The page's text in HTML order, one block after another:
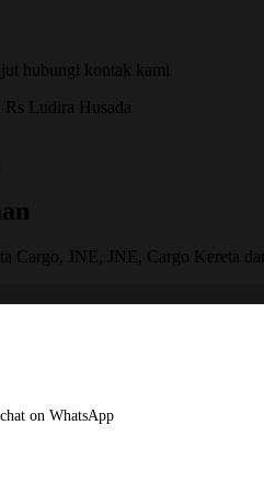
hubungi kontak kami
Rs Ludira Husada
Cargo, JNE, JNE, Cargo Kereta
on WhatsApp